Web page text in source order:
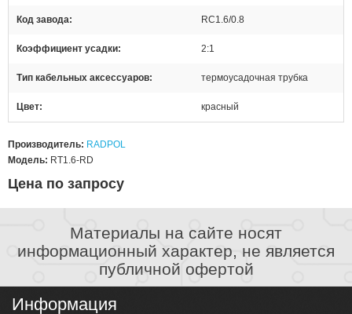
Код завода RC1.6/0.8
Коэффициент усадки 2:1
Тип кабельных аксессуаров термоусадочная трубка
Цвет красный
Производитель: RADPOL
Модель: RT1.6-RD
Цена по запросу
Материалы на сайте носят
информационный характер, не является
публичной офертой
Информация